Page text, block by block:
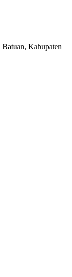
Batuan, Kabupaten